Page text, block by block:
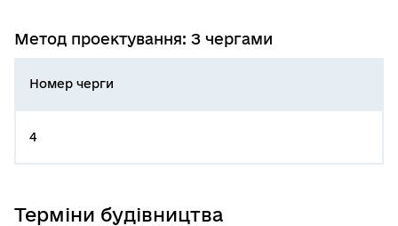
Метод проектування: З чергами
Номер черги
4
Терміни будівництва